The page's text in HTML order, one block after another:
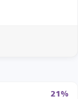
21%